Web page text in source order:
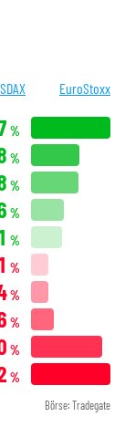
SDAX EuroStoxx
%
%
%
%
%
%
%
%
%
%
Börse: Tradegate